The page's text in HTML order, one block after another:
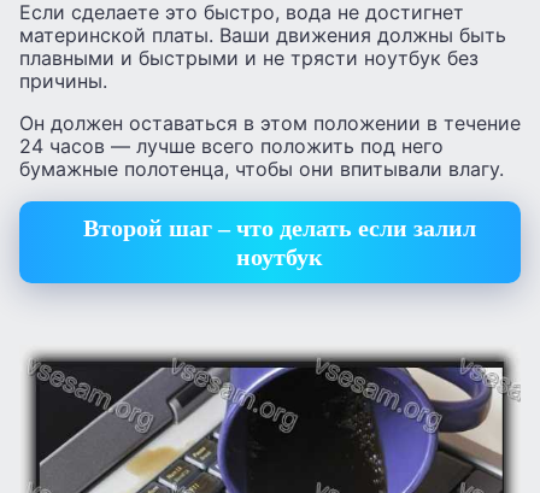
Если сделаете это быстро, вода не достигнет
материнской платы. Ваши движения должны быть
плавными и быстрыми и не трясти ноутбук без
причины.
Он должен оставаться в этом положении в течение
24 часов — лучше всего положить под него
бумажные полотенца, чтобы они впитывали влагу.
Второй шаг – что делать если залил
ноутбук